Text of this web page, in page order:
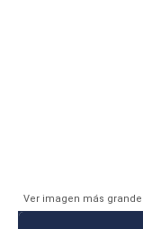
Ver imagen más grande